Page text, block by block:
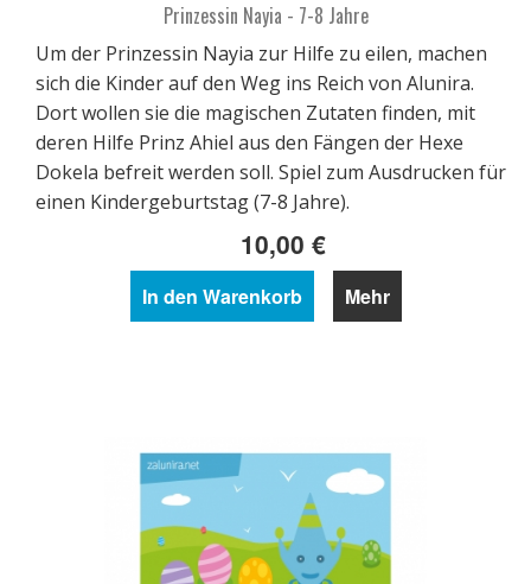
Prinzessin Nayia - 7-8 Jahre
Um der Prinzessin Nayia zur Hilfe zu eilen, machen
sich die Kinder auf den Weg ins Reich von Alunira.
Dort wollen sie die magischen Zutaten finden, mit
deren Hilfe Prinz Ahiel aus den Fängen der Hexe
Dokela befreit werden soll. Spiel zum Ausdrucken für
einen Kindergeburtstag (7-8 Jahre).
10,00 €
In den Warenkorb Mehr